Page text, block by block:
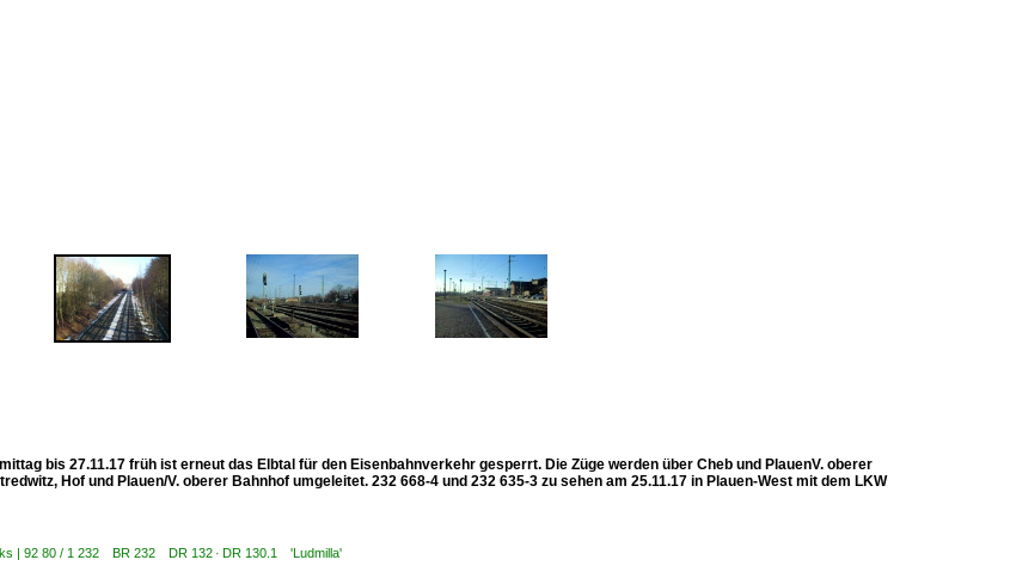
bis 27.11.17 früh ist erneut das Elbtal für den Eisenbahnverkehr gesperrt. Die Züge werden über Cheb und PlauenV. oberer
Hof und Plauen/V. oberer Bahnhof umgeleitet. 232 668-4 und 232 635-3 zu sehen am 25.11.17 in Plauen-West mit dem LKW
| 92 80 / 1 232 BR 232 DR 132 · DR 130.1 'Ludmilla'